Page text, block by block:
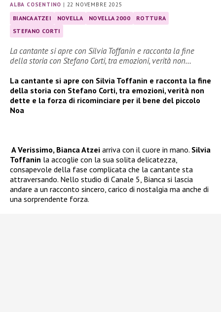
ALBA COSENTINO | 22 NOVEMBRE 2025
BIANCA ATZEI NOVELLA NOVELLA 2000
ROTTURA
STEFANO CORTI
La cantante si apre con Silvia Toffanin e racconta la fine
della storia con Stefano Corti, tra emozioni, verità non…
La cantante si apre con Silvia Toffanin e racconta la fine
della storia con Stefano Corti, tra emozioni, verità non
dette e la forza di ricominciare per il bene del piccolo
Noa
A Verissimo, Bianca Atzei arriva con il cuore in mano. Silvia
Toffanin la accoglie con la sua solita delicatezza,
consapevole della fase complicata che la cantante sta
attraversando. Nello studio di Canale 5, Bianca si lascia
andare a un racconto sincero, carico di nostalgia ma anche di
una sorprendente forza.